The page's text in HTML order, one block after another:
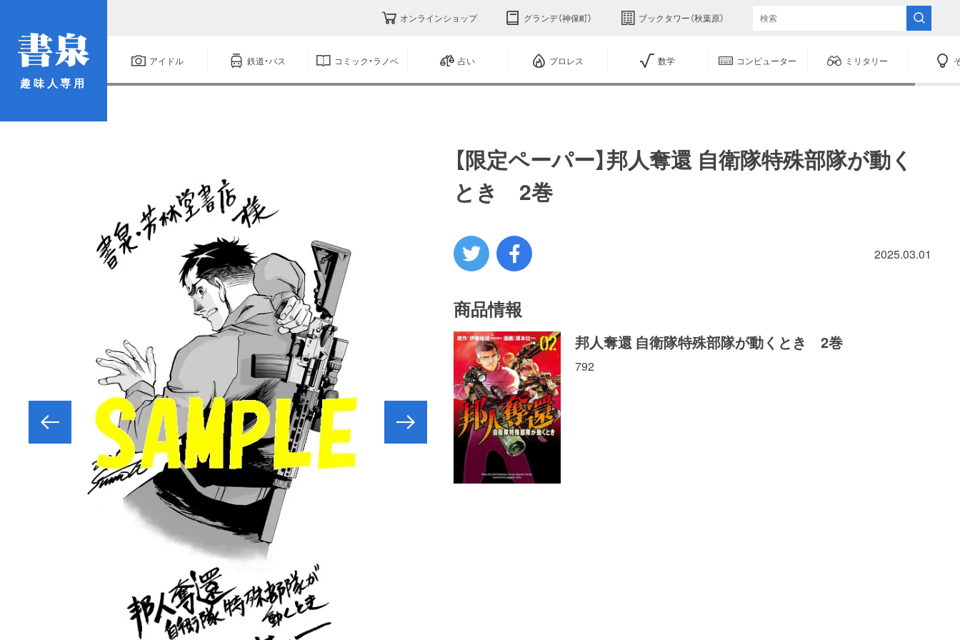
趣味人専用
オンラインショップ グランデ（神保町） ブックタワー（秋葉原）
アイドル 鉄道・バス コミック・ラノベ 占い プロレス 数学 コンピューター ミリタリー
【限定ペーパー】邦人奪還 自衛隊特殊部隊が動く
とき 2巻
2025.03.01
商品情報
邦人奪還 自衛隊特殊部隊が動くとき 2巻
792